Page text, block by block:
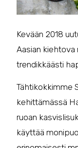
Kevään 2018
Aasian
trendikkäästi
Tähtikokkimme
kehittämässä
ruoan
käyttää